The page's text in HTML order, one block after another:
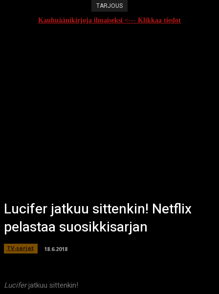
TARJOUS
Kauhuäänikirjoja ilmaiseksi <--- Klikkaa tiedot
Lucifer jatkuu sittenkin! Netflix
pelastaa suosikkisarjan
TV-sarjat 18.6.2018
Luciferjatkuu sittenkin!